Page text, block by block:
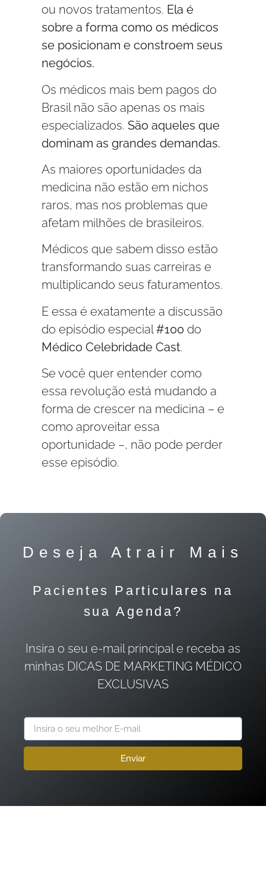
ou novos tratamentos. Ela é
sobre a forma como os médicos
se posicionam e constroem seus
negócios.
Os médicos mais bem pagos do
Brasil não são apenas os mais
especializados. São aqueles que
dominam as grandes demandas.
As maiores oportunidades da
medicina não estão em nichos
raros, mas nos problemas que
afetam milhões de brasileiros.
Médicos que sabem disso estão
transformando suas carreiras e
multiplicando seus faturamentos.
E essa é exatamente a discussão
do episódio especial #100 do
Médico Celebridade Cast.
Se você quer entender como
essa revolução está mudando a
forma de crescer na medicina – e
como aproveitar essa
oportunidade –, não pode perder
esse episódio.
Deseja Atrair Mais
Pacientes Particulares na
sua Agenda?
Insira o seu e-mail principal e receba as
minhas DICAS DE MARKETING MÉDICO
EXCLUSIVAS
Enviar